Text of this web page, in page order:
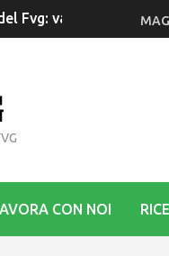
Fvg: va rilanciata la
CON NOI